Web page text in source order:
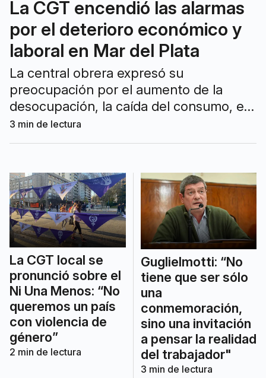
La CGT encendió las alarmas
por el deterioro económico y
laboral en Mar del Plata
La central obrera expresó su
preocupación por el aumento de la
desocupación, la caída del consumo, el
crecimiento del empleo informal y el
difícil presente que atraviesan el
productivos clave de la ciudad.
3 min de lectura
La CGT local se
pronunció sobre el
Ni Una Menos: “No
queremos un país
con violencia de
género”
2 min de lectura
Guglielmotti: “No
tiene que ser sólo
una
conmemoración,
sino una invitación
a pensar la realidad
del trabajador"
3 min de lectura